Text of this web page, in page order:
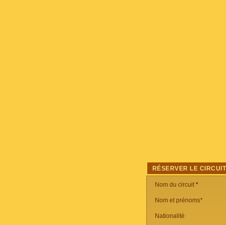
RÉSERVER LE CIRCUIT
Nom du circuit*
Nom et prénoms*
Nationalité